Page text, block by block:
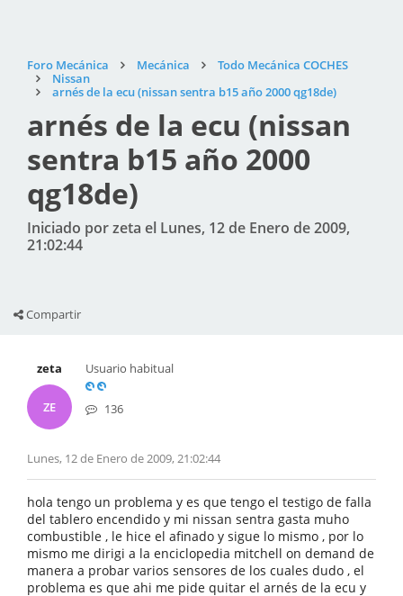
Foro Mecánica Mecánica
Todo Mecánica COCHES
Nissan
arnés de la ecu (nissan sentra b15 año 2000 qg18de)
arnés de la ecu (nissan
sentra b15 año 2000
qg18de)
Iniciado por zeta el Lunes, 12 de Enero de 2009,
21:02:44
Compartir
zeta
ZE
Usuario habitual
136
Lunes, 12 de Enero de 2009, 21:02:44
hola tengo un problema y es que tengo el testigo de falla
del tablero encendido y mi nissan sentra gasta muho
combustible , le hice el afinado y sigue lo mismo , por lo
mismo me dirigi a la enciclopedia mitchell on demand de
manera a probar varios sensores de los cuales dudo , el
problema es que ahi me pide quitar el arnés de la ecu y